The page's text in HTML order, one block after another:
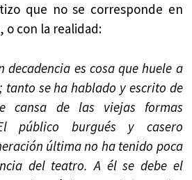
que no se corresponde en
o con la realidad:
decadencia es cosa que huele a
tanto se ha hablado y escrito de
cansa de las viejas formas
público burgués y casero
última no ha tenido poca
del teatro. A él se debe el